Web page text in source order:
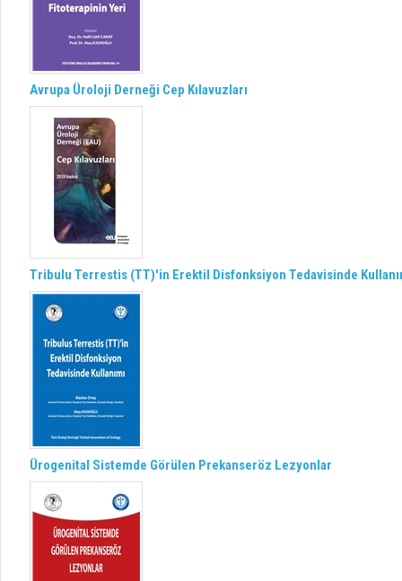
Avrupa Üroloji Derneği Cep Kılavuzları
Tribulu Terrestis (TT)'in Erektil Disfonksiyon Tedavisinde
Ürogenital Sistemde Görülen Prekanseröz Lezyonlar